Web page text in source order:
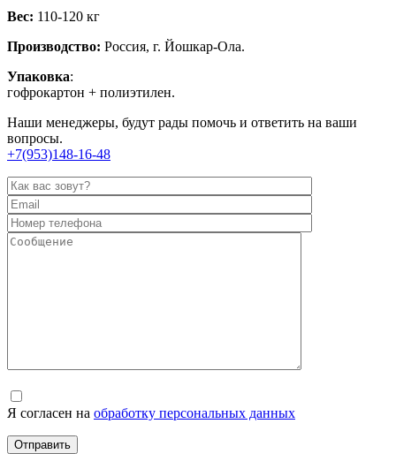
Вес: 110-120 кг
Производство: Россия, г. Йошкар-Ола.
Упаковка:
гофрокартон + полиэтилен.
Наши менеджеры, будут рады помочь и ответить на ваши
вопросы.
+7(953)148-16-48
Я согласен на обработку персональных данных